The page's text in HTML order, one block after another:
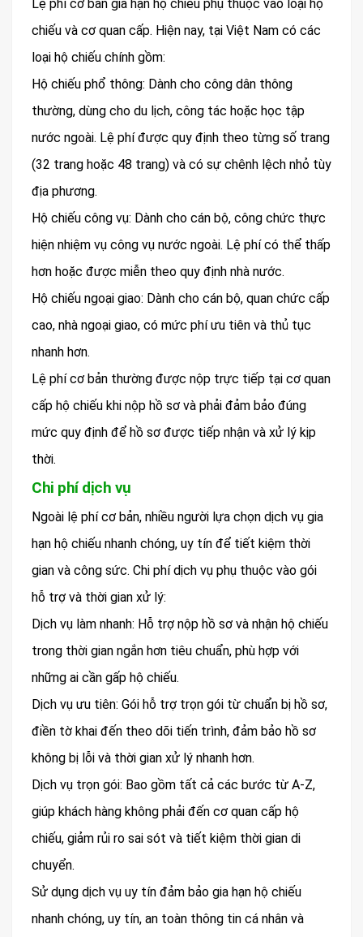
Lệ phí cơ bản gia hạn hộ chiếu phụ thuộc vào loại hộ
chiếu và cơ quan cấp. Hiện nay, tại Việt Nam có các
loại hộ chiếu chính gồm:
Hộ chiếu phổ thông: Dành cho công dân thông
thường, dùng cho du lịch, công tác hoặc học tập
nước ngoài. Lệ phí được quy định theo từng số trang
(32 trang hoặc 48 trang) và có sự chênh lệch nhỏ tùy
địa phương.
Hộ chiếu công vụ: Dành cho cán bộ, công chức thực
hiện nhiệm vụ công vụ nước ngoài. Lệ phí có thể thấp
hơn hoặc được miễn theo quy định nhà nước.
Hộ chiếu ngoại giao: Dành cho cán bộ, quan chức cấp
cao, nhà ngoại giao, có mức phí ưu tiên và thủ tục
nhanh hơn.
Lệ phí cơ bản thường được nộp trực tiếp tại cơ quan
cấp hộ chiếu khi nộp hồ sơ và phải đảm bảo đúng
mức quy định để hồ sơ được tiếp nhận và xử lý kịp
thời.
Chi phí dịch vụ
Ngoài lệ phí cơ bản, nhiều người lựa chọn dịch vụ gia
hạn hộ chiếu nhanh chóng, uy tín để tiết kiệm thời
gian và công sức. Chi phí dịch vụ phụ thuộc vào gói
hỗ trợ và thời gian xử lý:
Dịch vụ làm nhanh: Hỗ trợ nộp hồ sơ và nhận hộ chiếu
trong thời gian ngắn hơn tiêu chuẩn, phù hợp với
những ai cần gấp hộ chiếu.
Dịch vụ ưu tiên: Gói hỗ trợ trọn gói từ chuẩn bị hồ sơ,
điền tờ khai đến theo dõi tiến trình, đảm bảo hồ sơ
không bị lỗi và thời gian xử lý nhanh hơn.
Dịch vụ trọn gói: Bao gồm tất cả các bước từ A-Z,
giúp khách hàng không phải đến cơ quan cấp hộ
chiếu, giảm rủi ro sai sót và tiết kiệm thời gian di
chuyển.
Sử dụng dịch vụ uy tín đảm bảo gia hạn hộ chiếu
nhanh chóng, uy tín, an toàn thông tin cá nhân và